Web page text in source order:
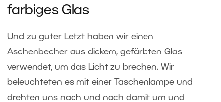
farbiges Glas
Und zu guter Letzt haben wir einen
Aschenbecher aus dickem, gefärbten Glas
verwendet, um das Licht zu brechen. Wir
beleuchteten es mit einer Taschenlampe und
drehten uns nach und nach damit um und